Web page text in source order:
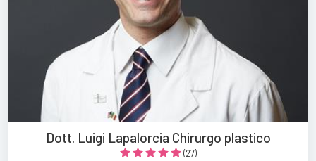
Dott. Luigi Lapalorcia Chirurgo plastico
(27)